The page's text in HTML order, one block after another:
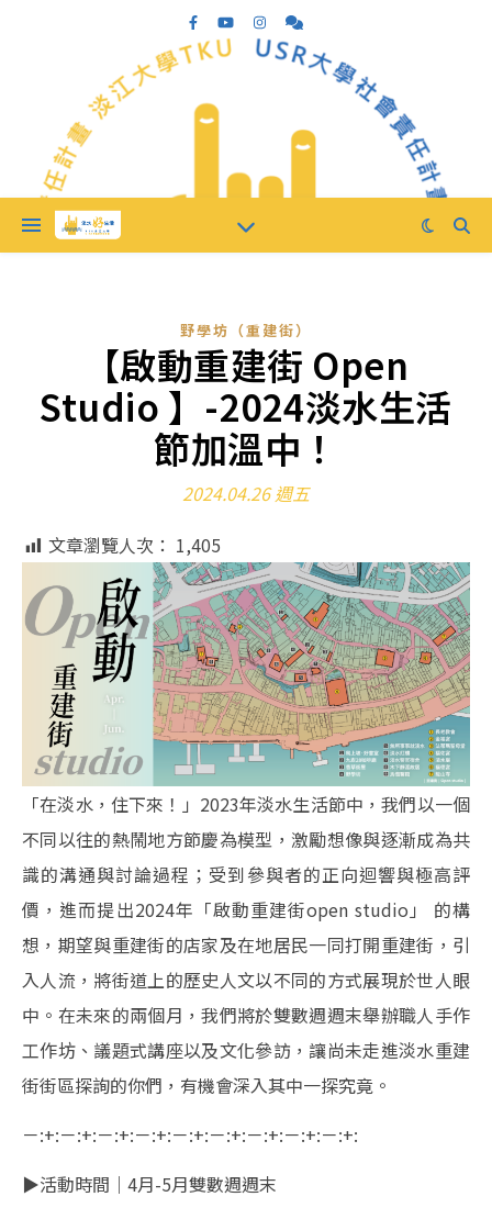
野學坊（重建街）
【啟動重建街 Open
Studio 】-2024淡水生活
節加溫中！
2024.04.26 週五
文章瀏覽人次： 1,405
「在淡水，住下來！」2023年淡水生活節中，我們以一個
不同以往的熱鬧地方節慶為模型，激勵想像與逐漸成為共
識的溝通與討論過程；受到參與者的正向迴響與極高評
價，進而提出2024年「啟動重建街open studio」 的構
想，期望與重建街的店家及在地居民一同打開重建街，引
入人流，將街道上的歷史人文以不同的方式展現於世人眼
中。在未來的兩個月，我們將於雙數週週末舉辦職人手作
工作坊、議題式講座以及文化參訪，讓尚未走進淡水重建
街街區探詢的你們，有機會深入其中一探究竟。
－:+:－:+:－:+:－:+:－:+:－:+:－:+:－:+:－:+:
▶︎活動時間｜4月-5月雙數週週末